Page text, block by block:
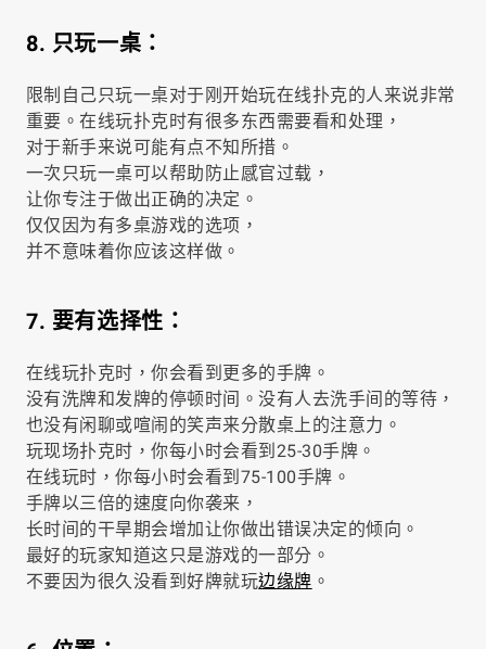
8. 只玩一桌：
限制自己只玩一桌对于刚开始玩在线扑克的人来说非常
重要。在线玩扑克时有很多东西需要看和处理，
对于新手来说可能有点不知所措。
一次只玩一桌可以帮助防止感官过载，
让你专注于做出正确的决定。
仅仅因为有多桌游戏的选项，
并不意味着你应该这样做。
7. 要有选择性：
在线玩扑克时，你会看到更多的手牌。
没有洗牌和发牌的停顿时间。没有人去洗手间的等待，
也没有闲聊或喧闹的笑声来分散桌上的注意力。
玩现场扑克时，你每小时会看到25-30手牌。
在线玩时，你每小时会看到75-100手牌。
手牌以三倍的速度向你袭来，
长时间的干旱期会增加让你做出错误决定的倾向。
最好的玩家知道这只是游戏的一部分。
不要因为很久没看到好牌就玩边缘牌 。